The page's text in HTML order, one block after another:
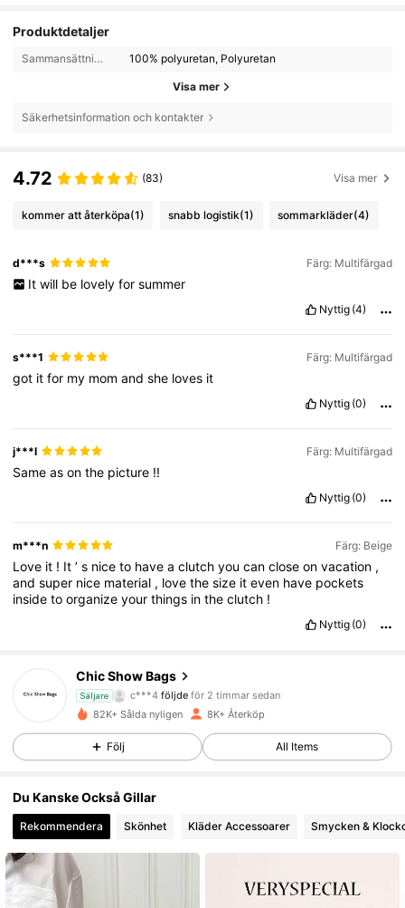
Produktdetaljer
Sammansättning: 100% polyuretan, Polyuretan
Visa mer
Säkerhetsinformation och kontakter
4.72 (83) Visa mer
kommer att återköpa(1) snabb logistik(1) sommarkläder(4)
d***s Färg: Multifärgad
It will be lovely for summer
Nyttig (4)
s***1 Färg: Multifärgad
got itfor my momandshe loves it
Nyttig (0)
j***l Färg: Multifärgad
Sameasonthe picture !!
Nyttig (0)
m***n Färg: Beige
Love it ! It’s niceto haveaclutchyoucancloseonvacation ,
andsuper nice material , lovethesize iteven have pockets
insidetoorganizeyourthings intheclutch !
Nyttig (0)
Chic Show Bags
Säljare c***4 följde för 2 timmar sedan
t***6
är på webben
4.72
39K Följare
82K+ Sålda nyligen 8K+ Återköp
Följ All Items
Du Kanske Också Gillar
Rekommendera Skönhet Kläder Accessoarer Smycken &